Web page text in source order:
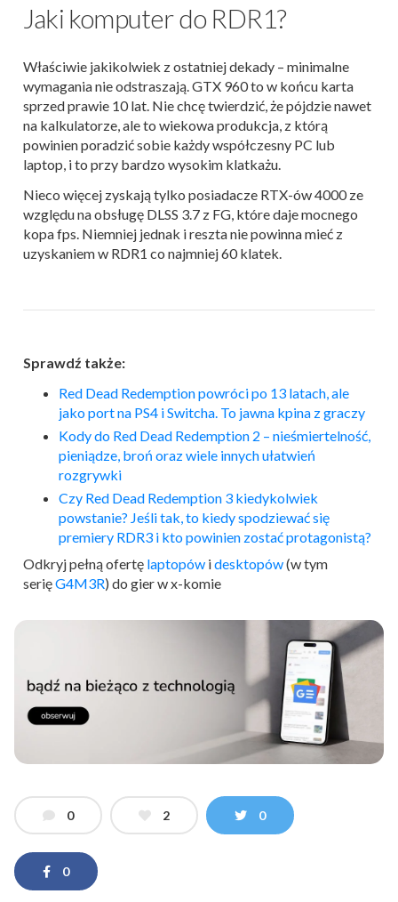
Jaki komputer do RDR1?
Właściwie jakikolwiek z ostatniej dekady – minimalne
wymagania nie odstraszają. GTX 960 to w końcu karta
sprzed prawie 10 lat. Nie chcę twierdzić, że pójdzie nawet
na kalkulatorze, ale to wiekowa produkcja, z którą
powinien poradzić sobie każdy współczesny PC lub
laptop, i to przy bardzo wysokim klatkażu.
Nieco więcej zyskają tylko posiadacze RTX-ów 4000 ze
względu na obsługę DLSS 3.7 z FG, które daje mocnego
kopa fps. Niemniej jednak i reszta nie powinna mieć z
uzyskaniem w RDR1 co najmniej 60 klatek.
Sprawdź także:
Red Dead Redemption powróci po 13 latach, ale
jako port na PS4 i Switcha. To jawna kpina z graczy
Kody do Red Dead Redemption 2 – nieśmiertelność,
pieniądze, broń oraz wiele innych ułatwień
rozgrywki
Czy Red Dead Redemption 3 kiedykolwiek
powstanie? Jeśli tak, to kiedy spodziewać się
premiery RDR3 i kto powinien zostać protagonistą?
Odkryj pełną ofertę laptopów idesktopów(w tym
serięG4M3R) do gier w x-komie
0 2 0
0